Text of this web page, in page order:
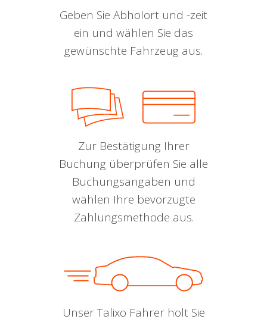
Geben Sie Abholort und -zeit
ein und wählen Sie das
gewünschte Fahrzeug aus.
Zur Bestätigung Ihrer
Buchung überprüfen Sie alle
Buchungsangaben und
wählen Ihre bevorzugte
Zahlungsmethode aus.
Unser Talixo Fahrer holt Sie